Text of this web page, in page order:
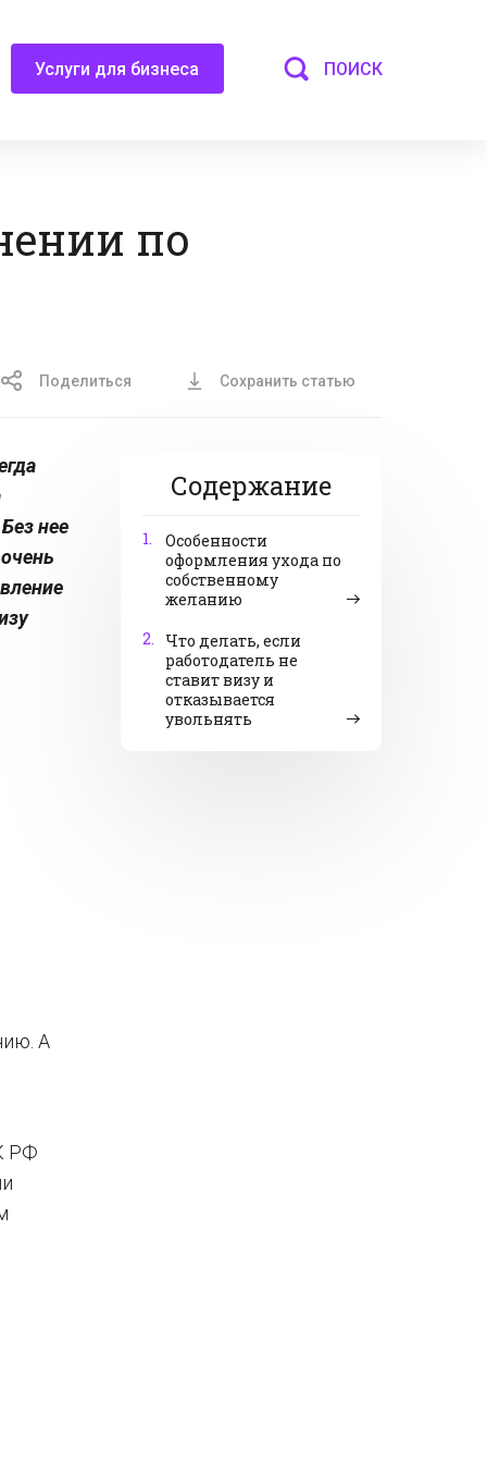
Услуги для бизнеса ПОИСК
по
Поделиться Сохранить статью
Содержание
1.
Особенности
оформления ухода по
собственному
желанию
2.
Что делать, если
работодатель не
ставит визу и
отказывается
увольнять
нее
А
РФ